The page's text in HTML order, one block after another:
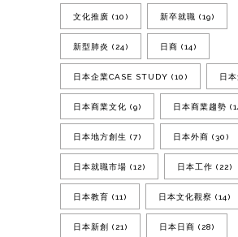
文化推廣 (10) 新卒就職 (19)
新型肺炎 (24) 日商 (14)
日本企業CASE STUDY (10) 日
日本商業文化 (9) 日本商業趨勢
日本地方創生 (7) 日本外商 (30)
日本就職市場 (12) 日本工作 (22)
日本教育 (11) 日本文化觀察 (14)
日本新創 (21) 日本日商 (28)